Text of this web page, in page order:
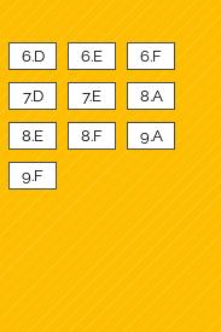
6.D 6.E 6.F
7.D 7.E 8.A
8.E 8.F 9.A
9.F